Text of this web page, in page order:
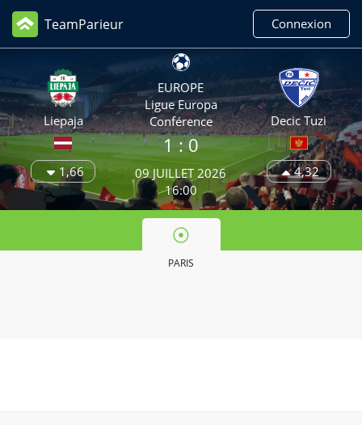
TeamParieur Connexion
Liepaja
1,66
EUROPE
Ligue Europa
Conférence
1 : 0
09 JUILLET 2026
16:00
Decic Tuzi
4,32
PARIS